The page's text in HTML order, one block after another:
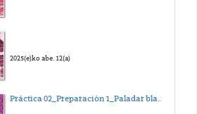
2025(e)ko abe. 12(a)
Práctica 02_Preparación 1_Paladar blando de conejo